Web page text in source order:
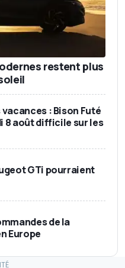
restent plus
: Bison Futé
8 août difficile sur les
GTi pourraient
de la
Europe